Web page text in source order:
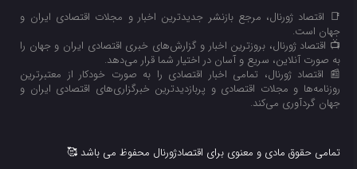
📑 اقتصاد ژورنال، مرجع بازنشر جدیدترین اخبار و مجلات اقتصادی ایران و
جهان است.
📺 اقتصاد ژورنال، بروزترین اخبار و گزارش‌های خبری اقتصادی ایران و جهان را
به صورت آنلاین، سریع و آسان در اختیار شما قرار می‌‌دهد.
📰 اقتصاد ژورنال، تمامی اخبار اقتصادی را به صورت خودکار از معتبرترین
روزنامه‌ها و مجلات اقتصادی و پربازدیدترین خبرگزاری‌های اقتصادی ایران و
جهان گردآوری می‌کند.
تمامی حقوق مادی و معنوی برای اقتصادژورنال محفوظ می باشد 🥰